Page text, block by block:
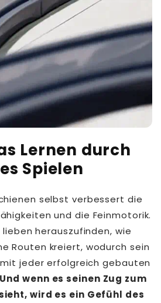
Lernen durch
Spielen
selbst verbessert die
und die Feinmotorik.
lieben herauszufinden, wie
Routen kreiert, wodurch sein
jeder erfolgreich gebauten
Und wenn es seinen Zug zum
wird es ein Gefühl des